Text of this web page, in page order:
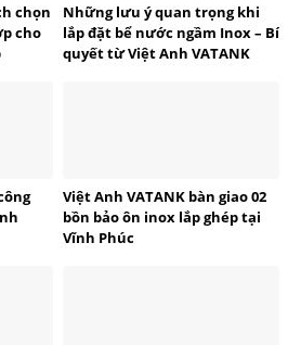
chọn
cho
Những lưu ý quan trọng khi
lắp đặt bể nước ngầm Inox – Bí
quyết từ Việt Anh VATANK
Việt Anh VATANK bàn giao 02
bồn bảo ôn inox lắp ghép tại
Vĩnh Phúc